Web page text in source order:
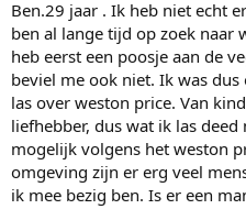
e
r
Ben.29 jaar . Ik heb niet echt
ben al lange tijd op zoek naar
heb eerst een poosje aan de
beviel me ook niet. Ik was
las over weston price. Van
liefhebber, dus wat ik las
mogelijk volgens het weston
omgeving zijn er erg veel
ik mee bezig ben. Is er een